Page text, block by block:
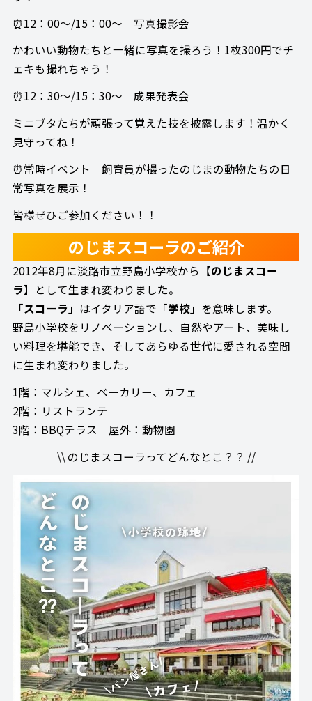
⏰12：00～/15：00～ 写真撮影会
かわいい動物たちと一緒に写真を撮ろう！1枚300円でチ
ェキも撮れちゃう！
⏰12：30～/15：30～ 成果発表会
ミニブタたちが頑張って覚えた技を披露します！温かく
見守ってね！
⏰常時イベント 飼育員が撮ったのじまの動物たちの日
常写真を展示！
皆様ぜひご参加ください！！
のじまスコーラのご紹介
2012年8月に淡路市立野島小学校から【のじまスコー
ラ】として生まれ変わりました。
「スコーラ 」はイタリア語で「学校」を意味します。
野島小学校をリノベーションし、自然やアート、美味し
い料理を堪能でき、そしてあらゆる世代に愛される空間
に生まれ変わりました。
1階：マルシェ、ベーカリー、カフェ
2階：リストランテ
3階：BBQテラス 屋外：動物園
\\ のじまスコーラってどんなとこ？？ //